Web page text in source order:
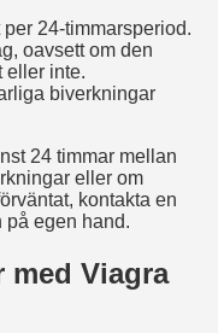
24-timmarsperiod.
oavsett om den
eller inte.
biverkningar
24 timmar mellan
eller om
kontakta en
på egen hand.
med Viagra